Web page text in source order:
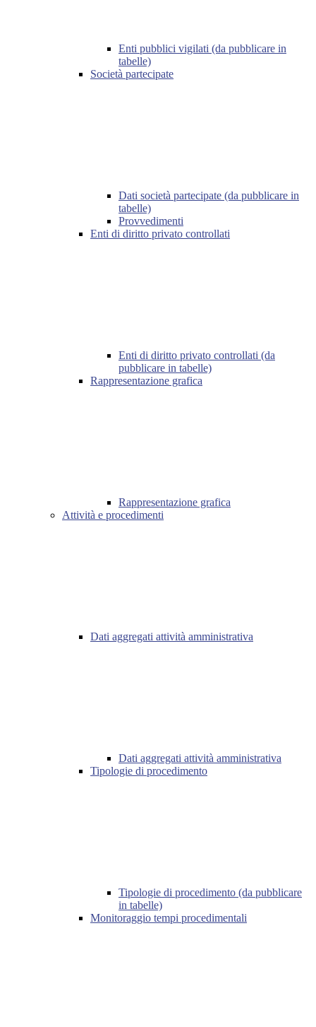
Enti pubblici vigilati (da pubblicare in
tabelle)
Società partecipate
Dati società partecipate (da pubblicare in
tabelle)
Provvedimenti
Enti di diritto privato controllati
Enti di diritto privato controllati (da
pubblicare in tabelle)
Rappresentazione grafica
Rappresentazione grafica
Attività e procedimenti
Dati aggregati attività amministrativa
Dati aggregati attività amministrativa
Tipologie di procedimento
Tipologie di procedimento (da pubblicare
in tabelle)
Monitoraggio tempi procedimentali